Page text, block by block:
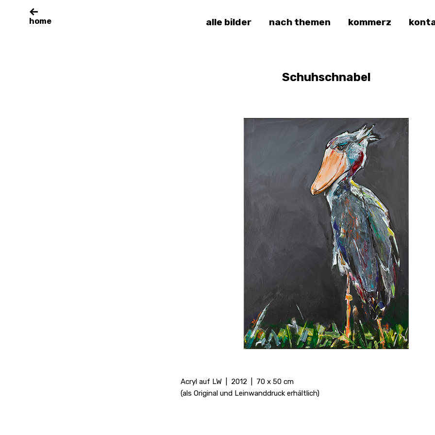
home alle bilder nach themen kommerz
Schuhschnabel
Acryl auf LW | 2012 | 70 x 50 cm
(als Original und Leinwanddruck erhältlich)